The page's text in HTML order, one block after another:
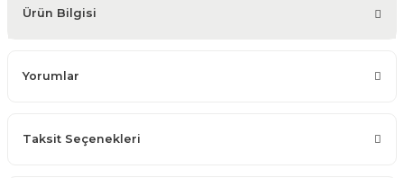
Ürün Bilgisi
Yorumlar
Taksit Seçenekleri